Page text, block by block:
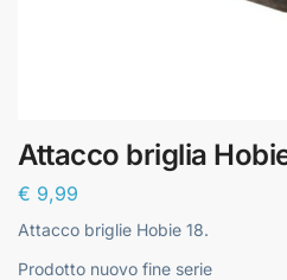
Attacco briglia
€ 9,99
Attacco briglie Hobie 18.
Prodotto nuovo fine serie